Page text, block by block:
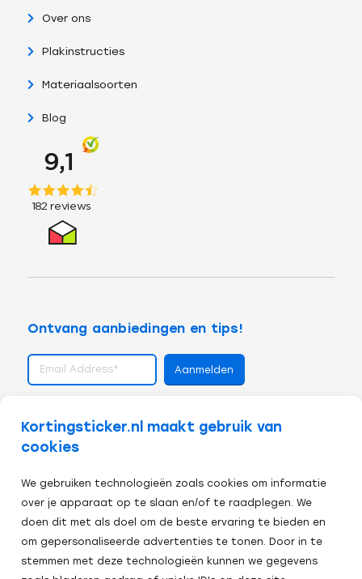
Kortingsticker.nl maakt gebruik van
cookies
We gebruiken technologieën zoals cookies om informatie
over je apparaat op te slaan en/of te raadplegen. We
doen dit met als doel om de beste ervaring te bieden en
om gepersonaliseerde advertenties te tonen. Door in te
stemmen met deze technologieën kunnen we gegevens
Over ons
Plakinstructies
Materiaalsoorten
Blog
Ontvang aanbiedingen en tips!